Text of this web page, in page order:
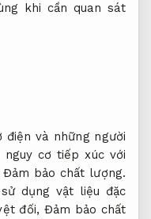
khi cần quan sát
và những người
cơ tiếp xúc với
Đảm bảo chất lượng.
dụng vật liệu đặc
đối, Đảm bảo chất